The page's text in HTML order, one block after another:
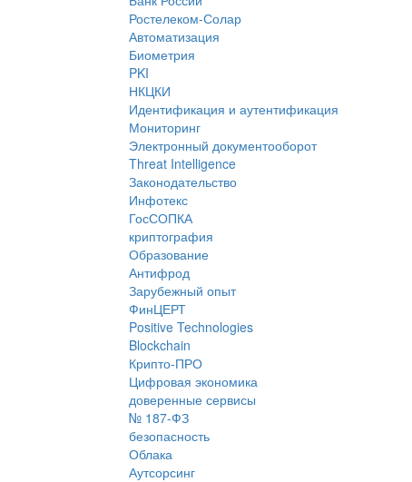
Ростелеком-Солар
Автоматизация
Биометрия
PKI
НКЦКИ
Идентификация и аутентификация
Мониторинг
Электронный документооборот
Threat Intelligence
Законодательство
Инфотекс
ГосСОПКА
криптография
Образование
Антифрод
Зарубежный опыт
ФинЦЕРТ
Positive Technologies
Blockchain
Крипто-ПРО
Цифровая экономика
доверенные сервисы
№ 187-ФЗ
безопасность
Облака
Аутсорсинг